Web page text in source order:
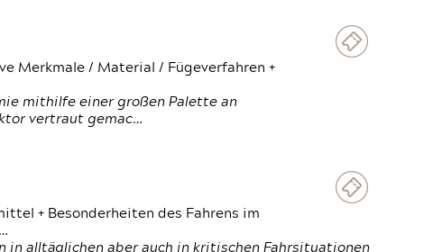
Merkmale / Material / Fügeverfahren +
mithilfe einer großen Palette an
vertraut gemac…
+ Besonderheiten des Fahrens im
in alltäglichen aber auch in kritischen Fahrsituationen